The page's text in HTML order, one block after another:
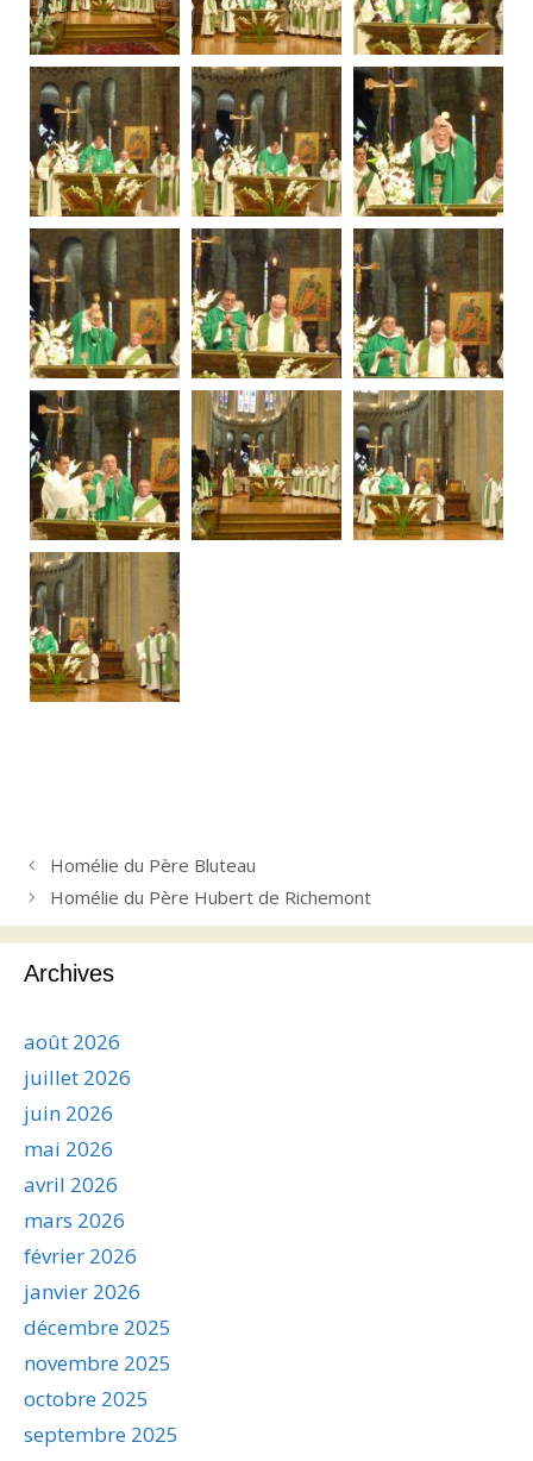
Homélie du Père Bluteau
Homélie du Père Hubert de Richemont
Archives
août 2026
juillet 2026
juin 2026
mai 2026
avril 2026
mars 2026
février 2026
janvier 2026
décembre 2025
novembre 2025
octobre 2025
septembre 2025